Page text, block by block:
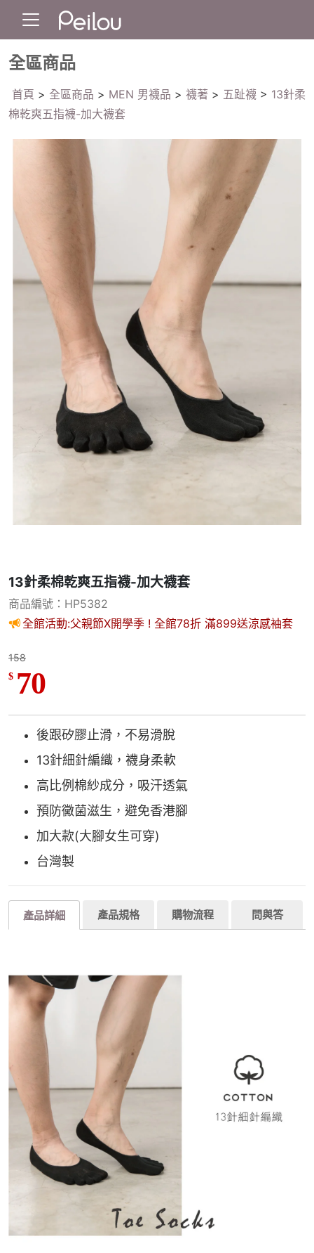
全區商品
首頁 > 全區商品 > MEN 男襪品 > 襪著 > 五趾襪 > 13針柔
棉乾爽五指襪-加大襪套
13針柔棉乾爽五指襪-加大襪套
商品編號：HP5382
全館活動:父親節X開學季 ! 全館78折 滿899送涼感袖套
158
$ 70
後跟矽膠止滑，不易滑脫
13針細針編織，襪身柔軟
高比例棉紗成分，吸汗透氣
預防黴菌滋生，避免香港腳
加大款(大腳女生可穿)
台灣製
產品詳細 產品規格 購物流程 問與答